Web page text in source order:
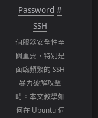
Password #
SSH
伺服器安全性至
關重要，特別是
面臨頻繁的 SSH
暴力破解攻擊
時。本文教學如
何在 Ubuntu 伺